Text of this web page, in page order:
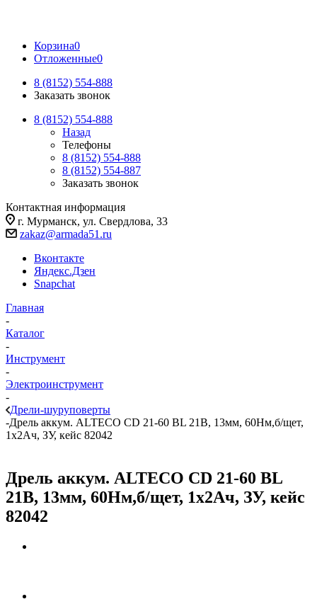
Корзина0
Отложенные0
8 (8152) 554-888
Заказать звонок
8 (8152) 554-888
Назад
Телефоны
8 (8152) 554-888
8 (8152) 554-887
Заказать звонок
Контактная информация
г. Мурманск, ул. Свердлова, 33
zakaz@armada51.ru
Вконтакте
Яндекс.Дзен
Snapchat
Главная
-
Каталог
-
Инструмент
-
Электроинструмент
-
Дрели-шуруповерты
-Дрель аккум. ALTECO CD 21-60 BL 21В, 13мм, 60Нм,б/щет,
1х2Ач, ЗУ, кейс 82042
Дрель аккум. ALTECO CD 21-60 BL
21В, 13мм, 60Нм,б/щет, 1х2Ач, ЗУ, кейс
82042